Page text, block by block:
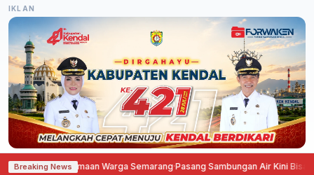
IKLAN
Breaking NewsWarga Semarang·Pasang Sambungan Air Kini Bisa Diangsur,